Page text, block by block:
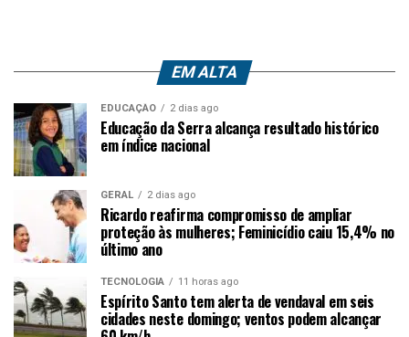
EM ALTA
EDUCAÇÃO 2 dias ago
Educação da Serra alcança resultado histórico
em índice nacional
GERAL 2 dias ago
Ricardo reafirma compromisso de ampliar
proteção às mulheres; Feminicídio caiu 15,4% no
último ano
TECNOLOGIA 11 horas ago
Espírito Santo tem alerta de vendaval em seis
cidades neste domingo; ventos podem alcançar